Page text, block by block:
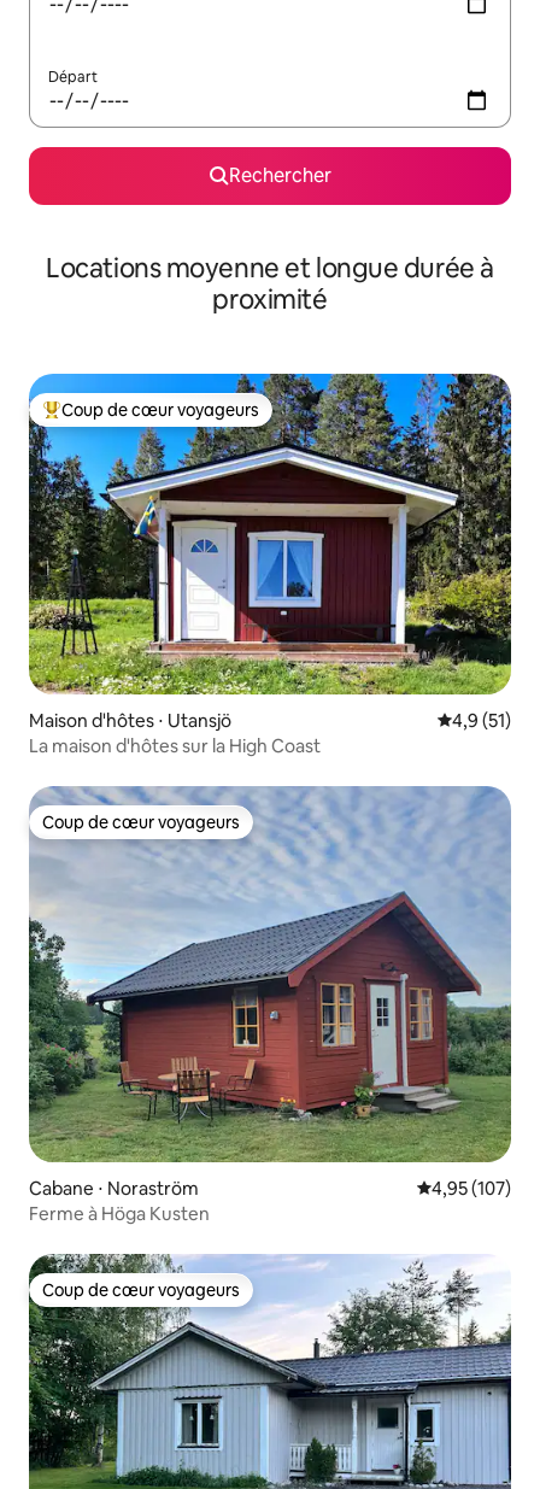
Départ
Rechercher
Locations moyenne et longue durée à
proximité
Coups de cœur voyageurs les plus appréciés
Coup de cœur voyageurs
Maison d'hôtes ⋅ Utansjö Évaluation
4,9 (51)
La maison d'hôtes sur la High Coast
Coup de cœur voyageurs
Coup de cœur voyageurs
Cabane ⋅ Noraström Évaluation
4,95 (107)
Ferme à Höga Kusten
Coup de cœur voyageurs
Coup de cœur voyageurs